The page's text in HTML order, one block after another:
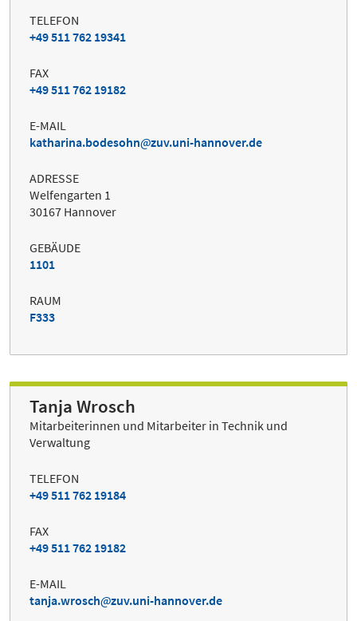
TELEFON
+49 511 762 19341
FAX
+49 511 762 19182
E-MAIL
katharina.bodesohn
zuv.uni-hannover.de
ADRESSE
Welfengarten 1
30167 Hannover
GEBÄUDE
1101
RAUM
F333
Tanja Wrosch
Mitarbeiterinnen und Mitarbeiter in Technik und
Verwaltung
TELEFON
+49 511 762 19184
FAX
+49 511 762 19182
E-MAIL
tanja.wrosch
zuv.uni-hannover.de